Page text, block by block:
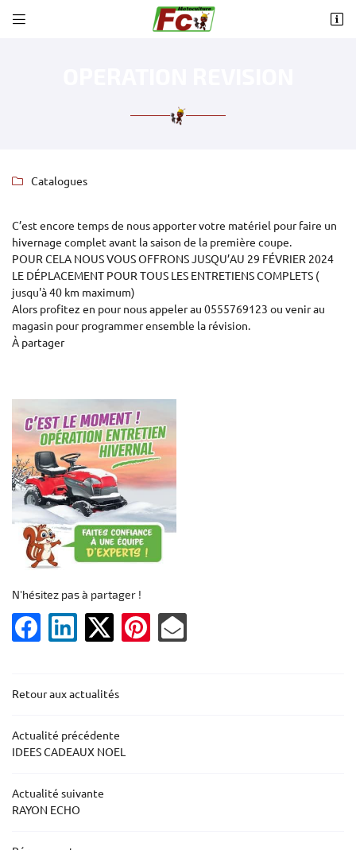

– FERRONNERIE
PRODUITS

 Adresse email de réception
 Recopier le code ci-contre
En cochant cette case, vous consentez à recevoir nos propositions commerciales à
l'adresse email indiqué ci-dessus. Vous pouvez vous désinscrire à tout moment en
utilisant
le formulaire de désinscription
Inscription
 Catalogues
C’est encore temps de nous apporter votre matériel pour faire un
hivernage complet avant la saison de la première coupe.
POUR CELA NOUS VOUS OFFRONS JUSQU’AU 29 FÉVRIER 2024
LE DÉPLACEMENT POUR TOUS LES ENTRETIENS COMPLETS (
jusqu'à 40 km maximum)
Alors profitez en pour nous appeler au 0555769123 ou venir au
magasin pour programmer ensemble la révision.
À partager
N'hésitez pas à partager !
Retour aux actualités
Actualité précédente
IDEES CADEAUX NOEL
Actualité suivante
RAYON ECHO